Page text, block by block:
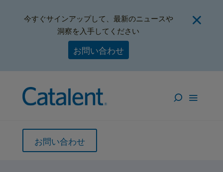
今すぐサインアップして、最新のニュースや
洞察を入手してください
お問い合わせ
お問い合わせ